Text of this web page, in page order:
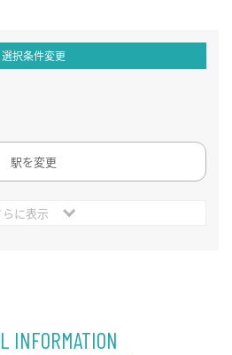
選択条件変更
駅を変更
らに表示
INFORMATION